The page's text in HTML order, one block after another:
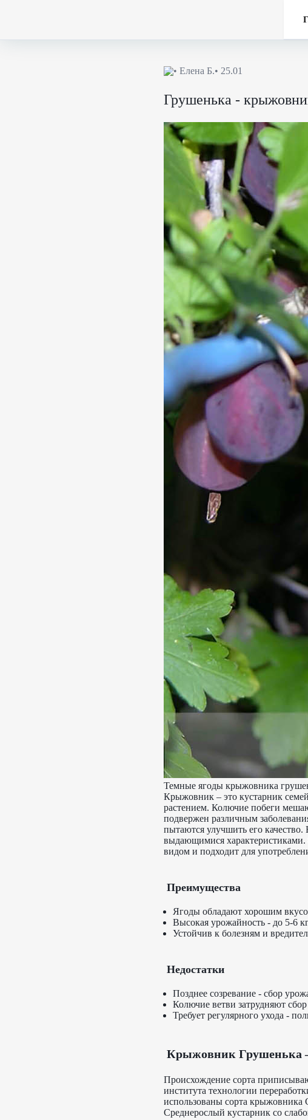
• Елена Б.• 25.01
Грушенька -
Темные ягоды крыжовника
Крыжовник – это кустарник
растением. Колючие побеги
подвержен различным
пытаются улучшить его
выдающимися
видом и подходит для
Преимущества
Ягоды обладают хорошим
Высокая урожайность - до 5-6
Устойчив к болезням и
Недостатки
Позднее созревание - сбор
Колючие ветви затрудняют сбор
Требует регулярного ухода -
Крыжовник Грушенька
Происхождение сорта
института технологии
использованы сорта
Среднерослый кустарник со